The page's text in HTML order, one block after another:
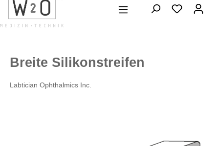
springen
Breite Silikonstreifen
Labtician Ophthalmics Inc.